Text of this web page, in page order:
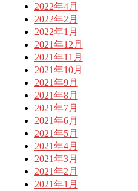
2022年4月
2022年2月
2022年1月
2021年12月
2021年11月
2021年10月
2021年9月
2021年8月
2021年7月
2021年6月
2021年5月
2021年4月
2021年3月
2021年2月
2021年1月